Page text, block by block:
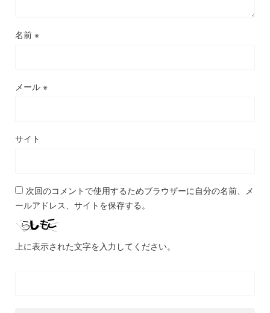
名前 ※
メール ※
サイト
次回のコメントで使用するためブラウザーに自分の名前、メ
ールアドレス、サイトを保存する。
上に表示された文字を入力してください。